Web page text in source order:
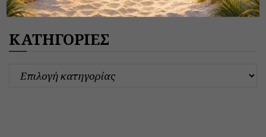
ΚΑΤΗΓΟΡΙΕΣ